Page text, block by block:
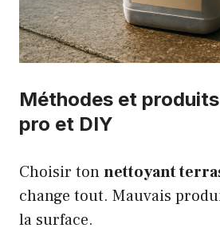
Méthodes et
pro et DIY
Choisir tonnettoyant
change tout. Mauvais
la surface.